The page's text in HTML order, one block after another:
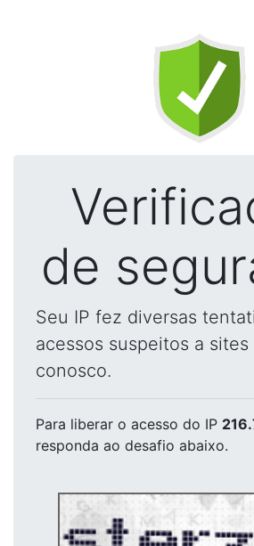
de
Seu IP fez diversas
acessos suspeitos a
conosco.
Para liberar o acesso do IP
responda ao desafio abaixo.